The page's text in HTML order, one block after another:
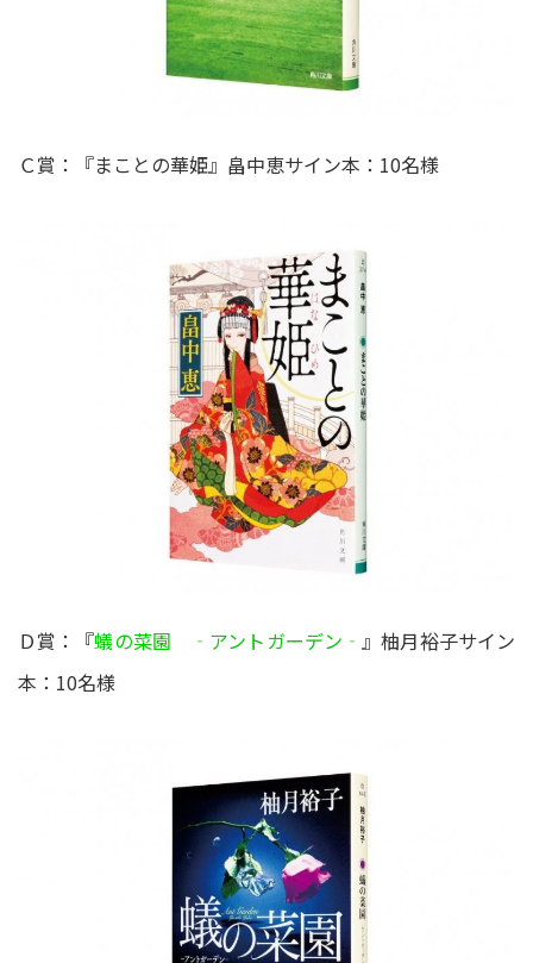
Ｃ賞：『まことの華姫』畠中恵サイン本：10名様
Ｄ賞：『蟻の菜園 ‐アントガーデン‐』柚月裕子サイン
本：10名様